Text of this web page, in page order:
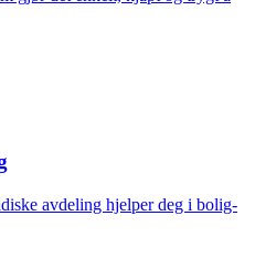
avdeling hjelper deg i bolig-